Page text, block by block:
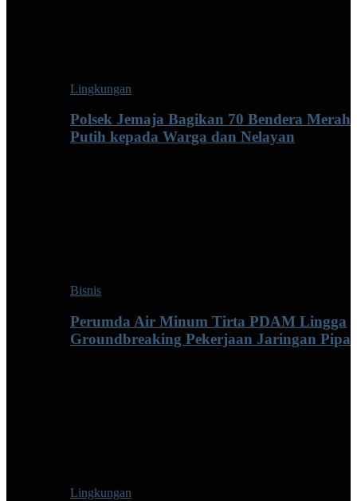
Lingkungan
Polsek Jemaja Bagikan 70 Bendera Merah
Putih kepada Warga dan Nelayan
Bisnis
Perumda Air Minum Tirta PDAM Lingga
Groundbreaking Pekerjaan Jaringan Pipa
Lingkungan